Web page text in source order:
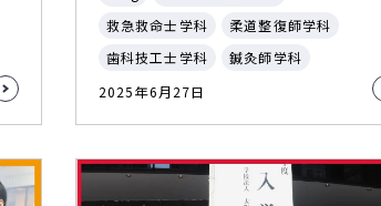
救急救命士学科
柔道整復師学科
歯科技工士学科
鍼灸師学科
2025年6月27日